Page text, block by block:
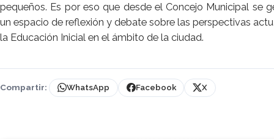
pequeños. Es por eso que desde el Concejo Municipal se
un espacio de reflexión y debate sobre las perspectivas
la Educación Inicial en el ámbito de la ciudad.
Compartir: WhatsApp Facebook X